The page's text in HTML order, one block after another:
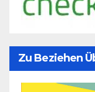
Zu Beziehen